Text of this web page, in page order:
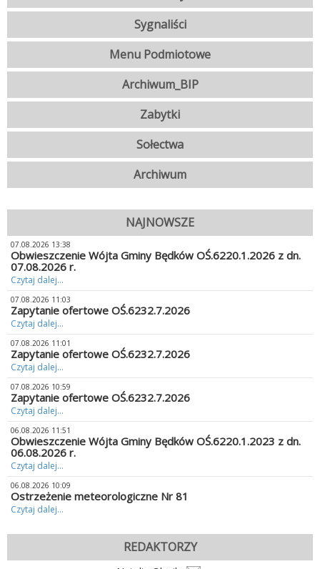
Sygnaliści
Menu Podmiotowe
Archiwum_BIP
Zabytki
Sołectwa
Archiwum
NAJNOWSZE
07.08.2026 13:38
Obwieszczenie Wójta Gminy Będków OŚ.6220.1.2026 z dn.
07.08.2026 r.
Czytaj dalej...
07.08.2026 11:03
Zapytanie ofertowe OŚ.6232.7.2026
Czytaj dalej...
07.08.2026 11:01
Zapytanie ofertowe OŚ.6232.7.2026
Czytaj dalej...
07.08.2026 10:59
Zapytanie ofertowe OŚ.6232.7.2026
Czytaj dalej...
06.08.2026 11:51
Obwieszczenie Wójta Gminy Będków OŚ.6220.1.2023 z dn.
06.08.2026 r.
Czytaj dalej...
06.08.2026 10:09
Ostrzeżenie meteorologiczne Nr 81
Czytaj dalej...
REDAKTORZY